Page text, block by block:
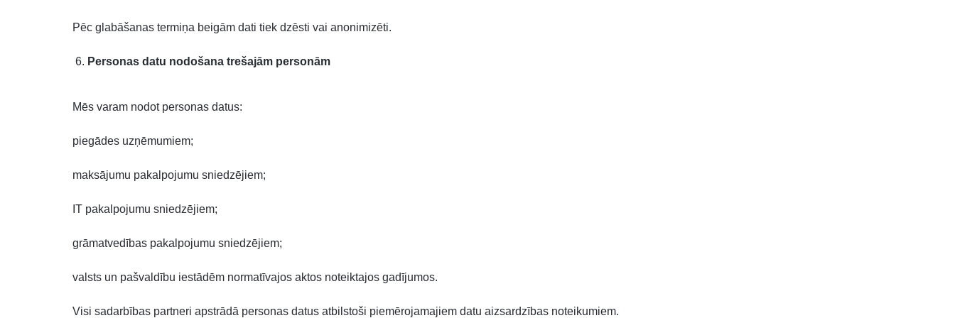
Pēc glabāšanas termiņa beigām dati tiek dzēsti vai anonimizēti.
Personas datu nodošana trešajām personām
Mēs varam nodot personas datus:
piegādes uzņēmumiem;
maksājumu pakalpojumu sniedzējiem;
IT pakalpojumu sniedzējiem;
grāmatvedības pakalpojumu sniedzējiem;
valsts un pašvaldību iestādēm normatīvajos aktos noteiktajos gadījumos.
Visi sadarbības partneri apstrādā personas datus atbilstoši piemērojamajiem datu aizsardzības noteikumiem.